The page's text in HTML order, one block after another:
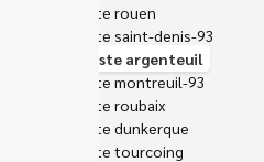
Epaviste rouen
Epaviste saint-denis-93
Epaviste argenteuil
Epaviste montreuil-93
Epaviste roubaix
Epaviste dunkerque
Epaviste tourcoing